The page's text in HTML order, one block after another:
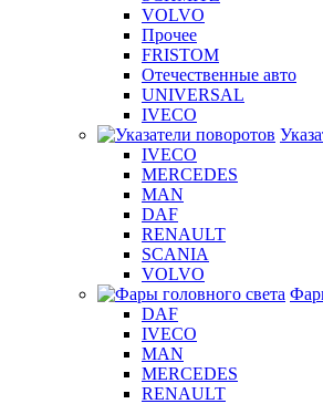
VOLVO
Прочее
FRISTOM
Отечественные авто
UNIVERSAL
IVECO
IVECO
MERCEDES
MAN
DAF
RENAULT
SCANIA
VOLVO
DAF
IVECO
MAN
MERCEDES
RENAULT